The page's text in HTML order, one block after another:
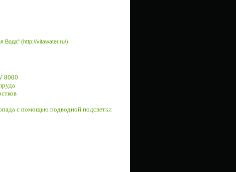
Вода" (http://vitawater.ru/)
8000
с помощью подводной подсветки